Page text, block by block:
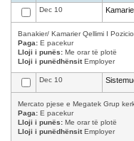
Dec 10
Banakier/ Kamarier Qellimi I
Paga: E pacekur
Lloji i punës: Me orar të plotë
Lloji i punëdhënsitEmployer
Dec 10
Mercato pjese e Megatek Grup
Paga: E pacekur
Lloji i punës: Me orar të plotë
Lloji i punëdhënsitEmployer